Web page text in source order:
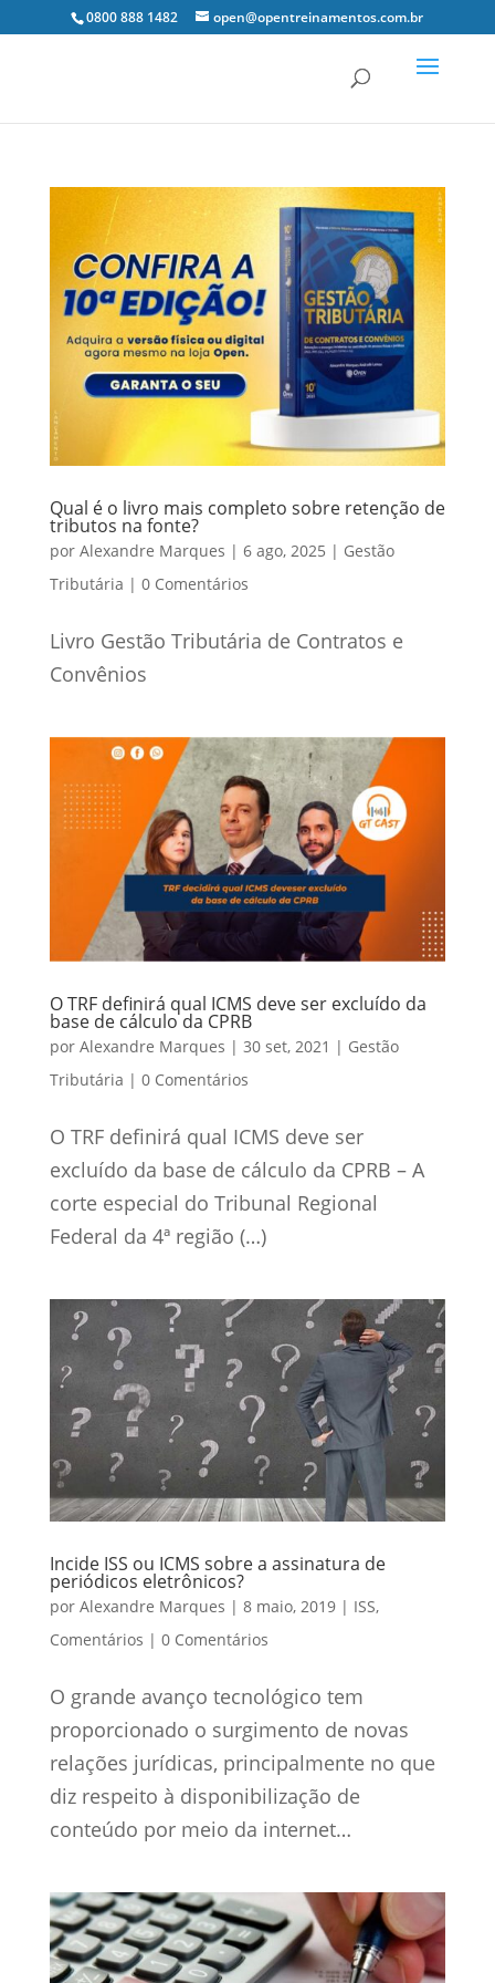
0800 888 1482 open@opentreinamentos.com.br
Qual é o livro mais completo sobre retenção de
tributos na fonte?
por Alexandre Marques | 6 ago, 2025 | Gestão
Tributária | 0 Comentários
Livro Gestão Tributária de Contratos e
Convênios
O TRF definirá qual ICMS deve ser excluído da
base de cálculo da CPRB
por Alexandre Marques | 30 set, 2021 | Gestão
Tributária | 0 Comentários
O TRF definirá qual ICMS deve ser
excluído da base de cálculo da CPRB – A
corte especial do Tribunal Regional
Federal da 4ª região (…)
Incide ISS ou ICMS sobre a assinatura de
periódicos eletrônicos?
por Alexandre Marques | 8 maio, 2019| ISS,
Comentários | 0 Comentários
O grande avanço tecnológico tem
proporcionado o surgimento de novas
relações jurídicas, principalmente no que
diz respeito à disponibilização de
conteúdo por meio da internet…